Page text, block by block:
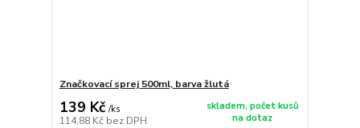
Značkovací sprej 500ml, barva žlutá
139 Kč /ks
114,88 Kč bez DPH
skladem, počet kusů
na dotaz